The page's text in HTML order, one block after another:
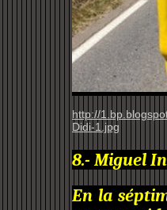
http://
Didi-1.jpg
8.- Miguel
En la